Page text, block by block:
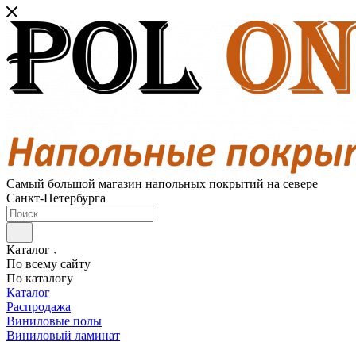
Самый большой магазин напольных покрытий на севере
Санкт-Петербурга
Каталог
По всему сайту
По каталогу
Каталог
Распродажа
Виниловые полы
Виниловый ламинат